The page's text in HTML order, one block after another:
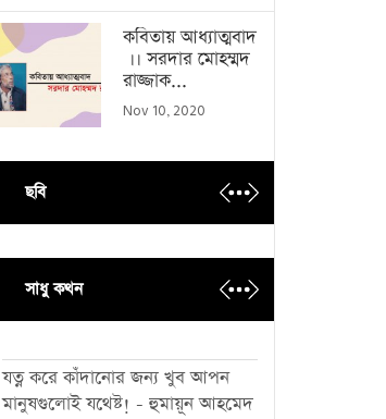
কবিতায় আধ্যাত্মবাদ
।। সরদার মোহম্মদ
রাজ্জাক...
Nov 10, 2020
ছবি
সাধু কথন
যত্ন করে কাঁদানোর জন্য খুব আপন
মানুষগুলোই যথেষ্ট! - হুমায়ূন আহমেদ